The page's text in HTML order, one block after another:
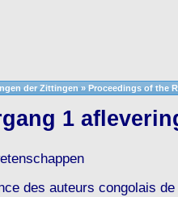
der Zittingen » Proceedings of the
1
des auteurs congolais